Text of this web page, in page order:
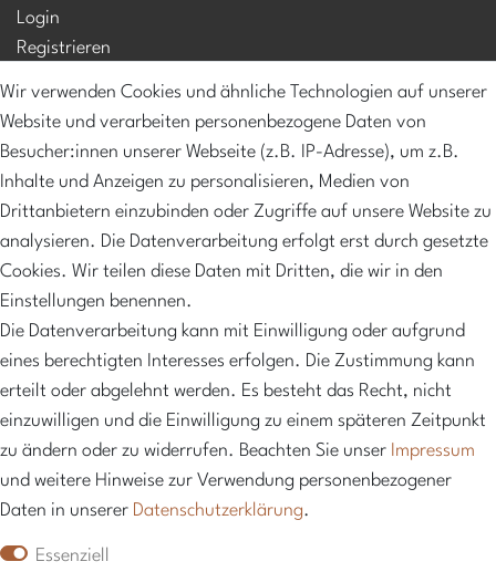
Login
Registrieren
NEWSLETTER
Abonniere unseren Newsletter und erhalte 10%
Rabatt sowie regelmäßige Informationen über neue
Produkte, exklusive Angebote und vieles mehr
Hier anmelden
Wir verwenden Cookies und ähnliche Technologien auf unserer
Website und verarbeiten personenbezogene Daten von
Besucher:innen unserer Webseite (z.B. IP-Adresse), um z.B.
Inhalte und Anzeigen zu personalisieren, Medien von
Drittanbietern einzubinden oder Zugriffe auf unsere Website zu
analysieren. Die Datenverarbeitung erfolgt erst durch gesetzte
Cookies. Wir teilen diese Daten mit Dritten, die wir in den
Einstellungen benennen.
Die Datenverarbeitung kann mit Einwilligung oder aufgrund
eines berechtigten Interesses erfolgen. Die Zustimmung kann
erteilt oder abgelehnt werden. Es besteht das Recht, nicht
einzuwilligen und die Einwilligung zu einem späteren Zeitpunkt
zu ändern oder zu widerrufen. Beachten Sie unser Impressum
und weitere Hinweise zur Verwendung personenbezogener
Daten in unserer Daten­schutz­erklärung.
Essenziell